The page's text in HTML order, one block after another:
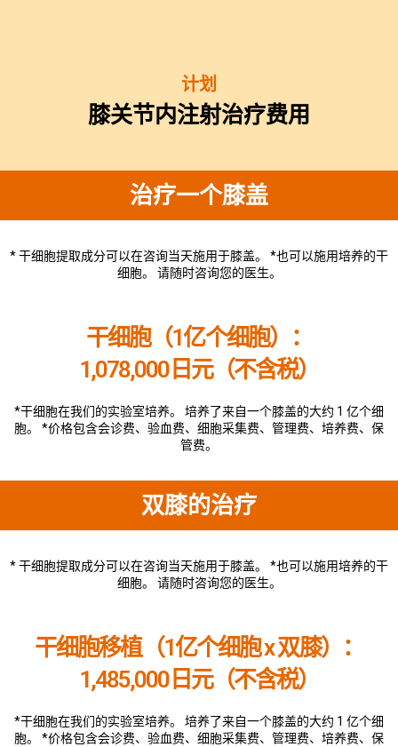
计划
膝关节内注射治疗费用
治疗一个膝盖
* 干细胞提取成分可以在咨询当天施用于膝盖。 *也可以施用培养的干
细胞。 请随时咨询您的医生。
干细胞（1亿个细胞）：
1,078,000日元（不含税）
*干细胞在我们的实验室培养。 培养了来自一个膝盖的大约 1 亿个细
胞。 *价格包含会诊费、验血费、细胞采集费、管理费、培养费、保
管费。
双膝的治疗
* 干细胞提取成分可以在咨询当天施用于膝盖。 *也可以施用培养的干
细胞。 请随时咨询您的医生。
干细胞移植（1亿个细胞 x 双膝）：
1,485,000日元（不含税）
*干细胞在我们的实验室培养。 培养了来自一个膝盖的大约 1 亿个细
胞。 *价格包含会诊费、验血费、细胞采集费、管理费、培养费、保